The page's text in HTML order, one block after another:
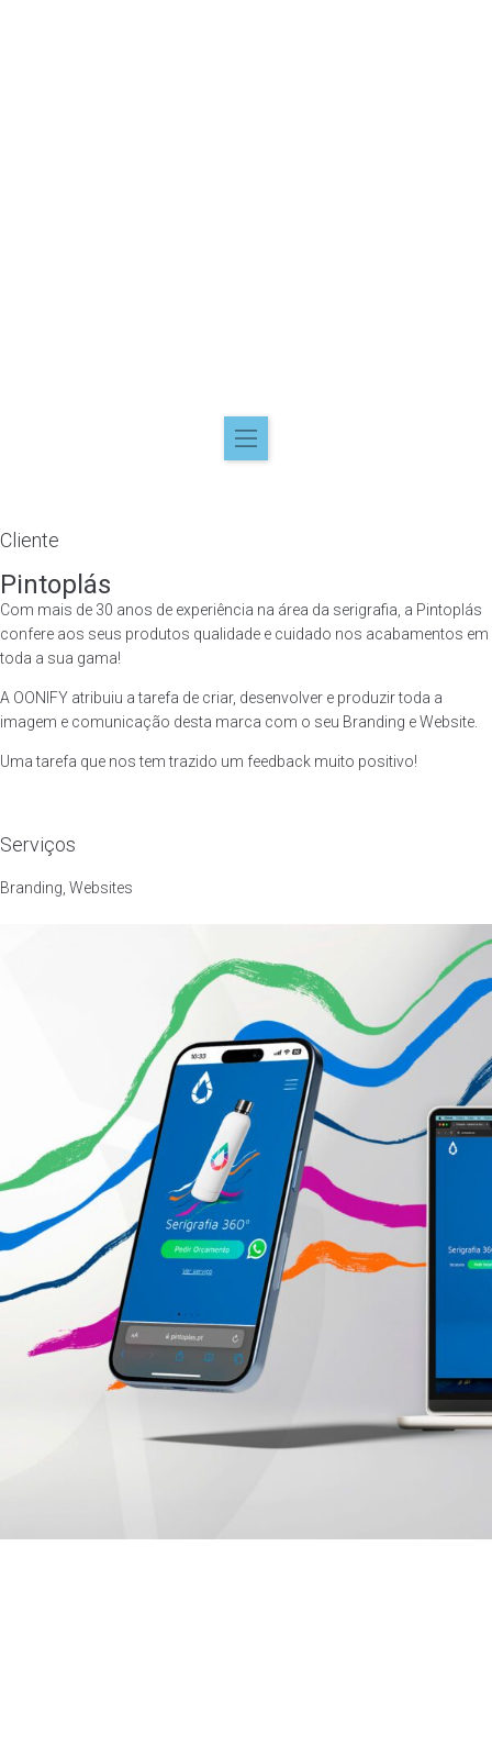
Cliente
Pintoplás
Com mais de 30 anos de experiência na área da serigrafia, a Pintoplás
confere aos seus produtos qualidade e cuidado nos acabamentos em
toda a sua gama!
A OONIFY atribuiu a tarefa de criar, desenvolver e produzir toda a
imagem e comunicação desta marca com o seu Branding e Website.
Uma tarefa que nos tem trazido um feedback muito positivo!
Serviços
Branding Websites